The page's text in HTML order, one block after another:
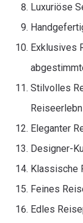
Luxuriöse
Exklusives
Stilvolles
Eleganter
Designer-
Klassische
Feines
Edles